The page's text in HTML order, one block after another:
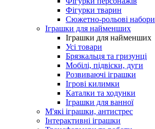
Фігурки тварин
Сюжетно-рольові набори
Іграшки для найменших
Іграшки для найменших
Усі товари
Брязкальця та гризунці
Мобілі, підвіски, дуги
Розвиваючі іграшки
Ігрові килимки
Каталки та ходунки
Іграшки для ванної
М'які іграшки, антистрес
Інтерактивні іграшки